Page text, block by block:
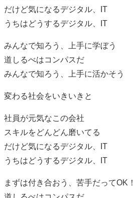
だけど気になるデジタル、IT
うちはどうするデジタル、IT
みんなで知ろう、上手に学ぼう
道しるべはコンパスだ
みんなで知ろう、上手に活かそう
変わる社会をいきいきと
社員が元気なこの会社
スキルをどんどん磨いてる
だけど気になるデジタル、IT
うちはどうするデジタル、IT
まずは付き合おう、苦手だってOK！